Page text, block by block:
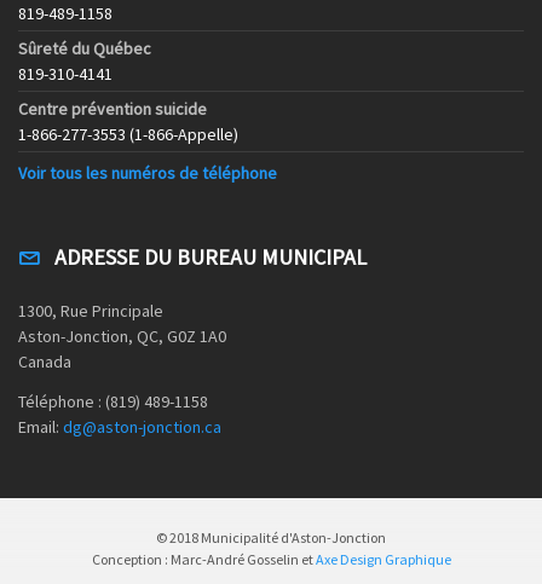
819-489-1158
Sûreté du Québec
819-310-4141
Centre prévention suicide
1-866-277-3553 (1-866-Appelle)
Voir tous les numéros de téléphone
ADRESSE DU BUREAU MUNICIPAL
1300, Rue Principale
Aston-Jonction, QC, G0Z 1A0
Canada
Téléphone : (819) 489-1158
Email: dg@aston-jonction.ca
© 2018 Municipalité d'Aston-Jonction
Conception : Marc-André Gosselin etAxe Design Graphique